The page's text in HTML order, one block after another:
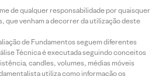
de qualquer responsabilidade por quaisquer
que venham a decorrer da utilização deste
de Fundamentos seguem diferentes
Técnica é executada seguindo conceitos
candles, volumes, médias móveis
utiliza como informação os